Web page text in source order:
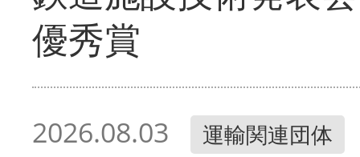
優秀賞
2026.08.03 運輸関連団体